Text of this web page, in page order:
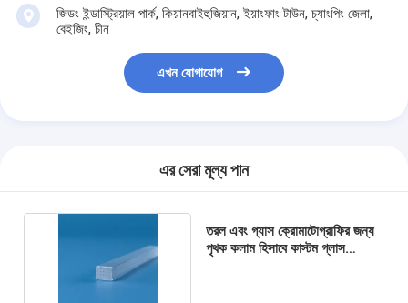
জিডং ইন্ডাস্ট্রিয়াল পার্ক, কিয়ানবাইহুজিয়ান, ইয়াংফাং টাউন, চ্যাংপিং জেলা,
বেইজিং, চীন
এখন যোগাযোগ
এর সেরা মূল্য পান
তরল এবং গ্যাস ক্রোমাটোগ্রাফির জন্য
পৃথক কলাম হিসাবে কাস্টম গ্লাস